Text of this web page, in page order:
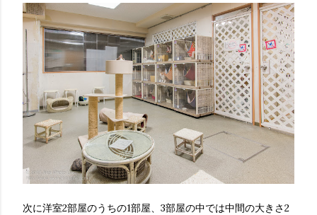
次に洋室2部屋のうちの1部屋、3部屋の中では中間の大きさ2